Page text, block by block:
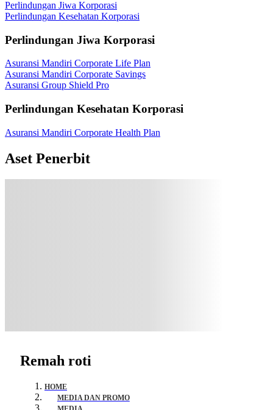
Perlindungan Jiwa Korporasi
Perlindungan Kesehatan Korporasi
Perlindungan Jiwa Korporasi
Asuransi Mandiri Corporate Life Plan
Asuransi Mandiri Corporate Savings
Asuransi Group Shield Pro
Perlindungan Kesehatan Korporasi
Asuransi Mandiri Corporate Health Plan
Aset Penerbit
Remah roti
HOME
MEDIA DAN PROMO